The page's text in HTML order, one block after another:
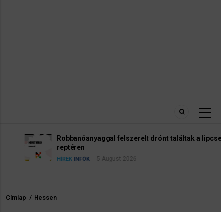
Robbanóanyaggal felszerelt drónt találtak a lipcsei
reptéren
HÍREK INFÓK 5 August 2026
Morzsa
Címlap / Hessen